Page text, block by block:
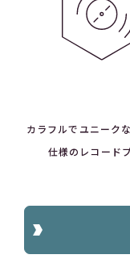
カラフルでユニーク
仕様のレコード